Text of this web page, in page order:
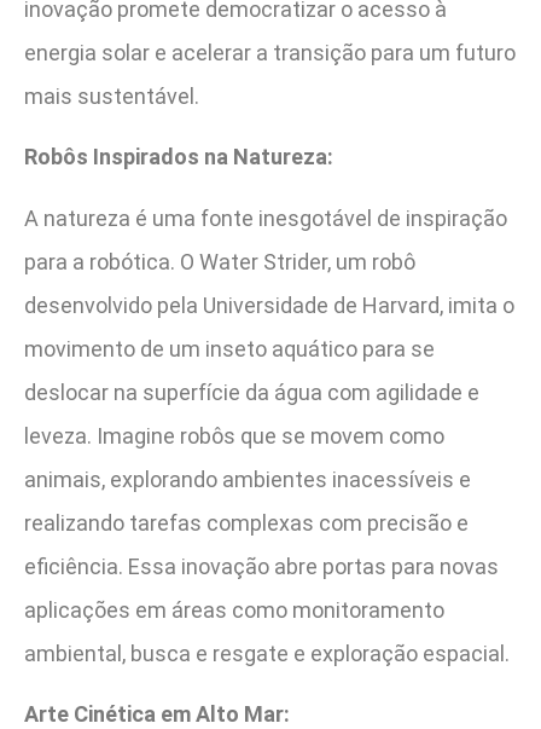
inovação promete democratizar o acesso à
energia solar e acelerar a transição para um futuro
mais sustentável.
Robôs Inspirados na Natureza:
A natureza é uma fonte inesgotável de inspiração
para a robótica. O Water Strider, um robô
desenvolvido pela Universidade de Harvard, imita o
movimento de um inseto aquático para se
deslocar na superfície da água com agilidade e
leveza. Imagine robôs que se movem como
animais, explorando ambientes inacessíveis e
realizando tarefas complexas com precisão e
eficiência. Essa inovação abre portas para novas
aplicações em áreas como monitoramento
ambiental, busca e resgate e exploração espacial.
Arte Cinética em Alto Mar: